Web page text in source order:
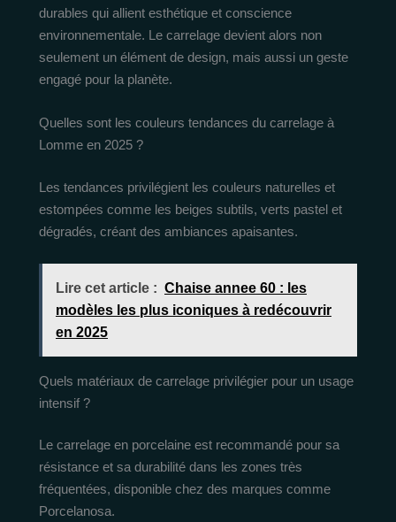
durables qui allient esthétique et conscience
environnementale. Le carrelage devient alors non
seulement un élément de design, mais aussi un geste
engagé pour la planète.
Quelles sont les couleurs tendances du carrelage à
Lomme en 2025 ?
Les tendances privilégient les couleurs naturelles et
estompées comme les beiges subtils, verts pastel et
dégradés, créant des ambiances apaisantes.
Lire cet article : Chaise annee 60 : les
modèles les plus iconiques à redécouvrir
en 2025
Quels matériaux de carrelage privilégier pour un usage
intensif ?
Le carrelage en porcelaine est recommandé pour sa
résistance et sa durabilité dans les zones très
fréquentées, disponible chez des marques comme
Porcelanosa.